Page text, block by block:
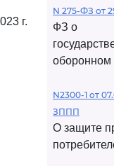
г.
N 275-ФЗ от
ФЗ о
оборонном
N2300-1 от
ЗППП
О защите